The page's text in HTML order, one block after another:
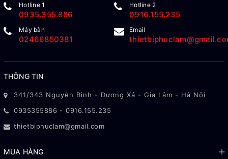
Hotline 1
0935.355.886
Hotline 2
0916.155.235
Máy bàn
02466850381
Email
THÔNG TIN
341/343 Nguyễn Bình - Dương Xá - Gia Lâm - Hà Nội
0935355886 - 0916.155.235
thietbiphuclam@gmail.com
MUA HÀNG